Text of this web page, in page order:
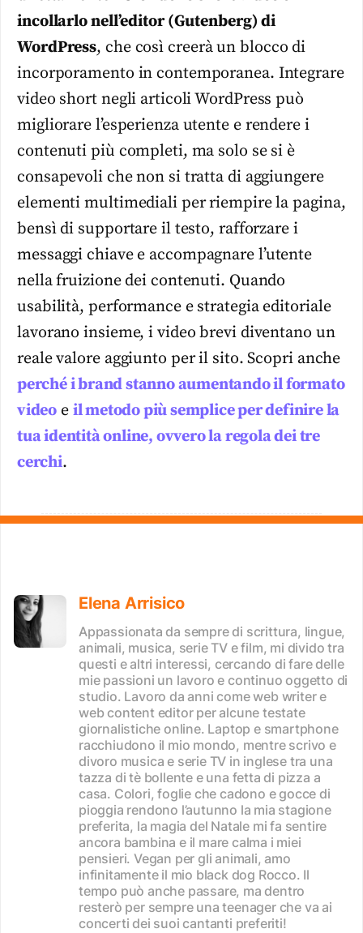
incollarlo nell’editor (Gutenberg) di
WordPress, che così creerà un blocco di
incorporamento in contemporanea. Integrare
video short negli articoli WordPress può
migliorare l’esperienza utente e rendere i
contenuti più completi, ma solo se si è
consapevoli che non si tratta di aggiungere
elementi multimediali per riempire la pagina,
bensì di supportare il testo, rafforzare i
messaggi chiave e accompagnare l’utente
nella fruizione dei contenuti. Quando
usabilità, performance e strategia editoriale
lavorano insieme, i video brevi diventano un
reale valore aggiunto per il sito. Scopri anche
perché i brand stanno aumentando il formato
video e il metodo più semplice per definire la
tua identità online, ovvero la regola dei tre
cerchi.
Elena Arrisico
Appassionata da sempre di scrittura, lingue,
animali, musica, serie TV e film, mi divido tra
questi e altri interessi, cercando di fare delle
mie passioni un lavoro e continuo oggetto di
studio. Lavoro da anni come web writer e
web content editor per alcune testate
giornalistiche online. Laptop e smartphone
racchiudono il mio mondo, mentre scrivo e
divoro musica e serie TV in inglese tra una
tazza di tè bollente e una fetta di pizza a
casa. Colori, foglie che cadono e gocce di
pioggia rendono l’autunno la mia stagione
preferita, la magia del Natale mi fa sentire
ancora bambina e il mare calma i miei
pensieri. Vegan per gli animali, amo
infinitamente il mio black dog Rocco. Il
tempo può anche passare, ma dentro
resterò per sempre una teenager che va ai
concerti dei suoi cantanti preferiti!